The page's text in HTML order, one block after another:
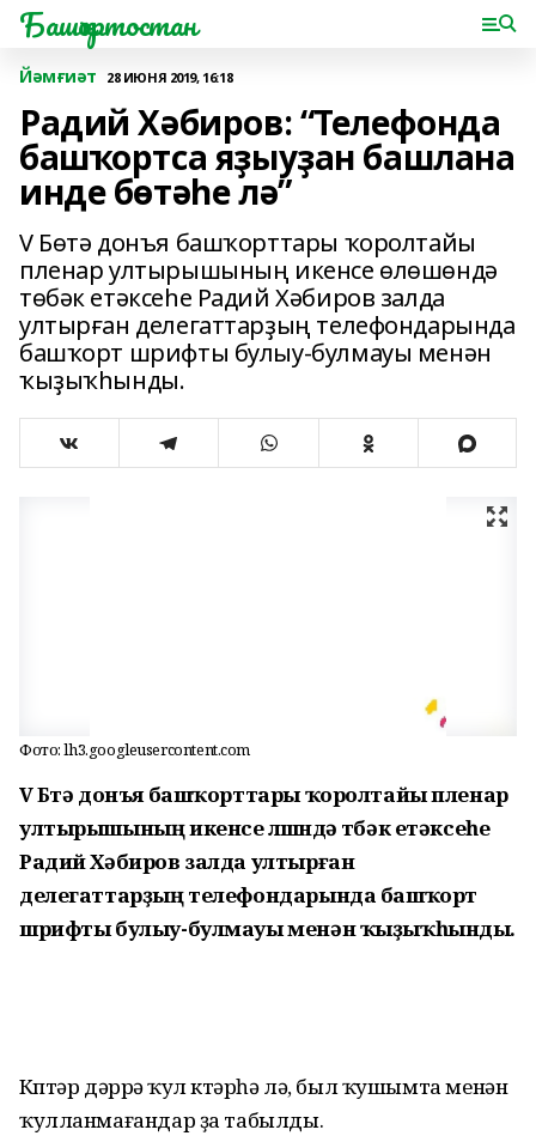
Башҡортостан
Йәмғиәт 28 ИЮНЯ 2019, 16:18
Радий Хәбиров: “Телефонда
башҡортса яҙыуҙан башлана
инде бөтәһе лә”
V Бөтә донъя башҡорттары ҡоролтайы
пленар ултырышының икенсе өлөшөндә
төбәк етәксеһе Радий Хәбиров залда
ултырған делегаттарҙың телефондарында
башҡорт шрифты булыу-булмауы менән
ҡыҙыҡһынды.
Фото: lh3.googleusercontent.com
V Бөтә донъя башҡорттары ҡоролтайы пленар
ултырышының икенсе өлөшөндә төбәк етәксеһе
Радий Хәбиров залда ултырған
делегаттарҙың телефондарында башҡорт
шрифты булыу-булмауы менән ҡыҙыҡһынды.
Күптәр дәррәү ҡул күтәрһә лә, был ҡушымта менән
ҡулланмағандар ҙа табылды.